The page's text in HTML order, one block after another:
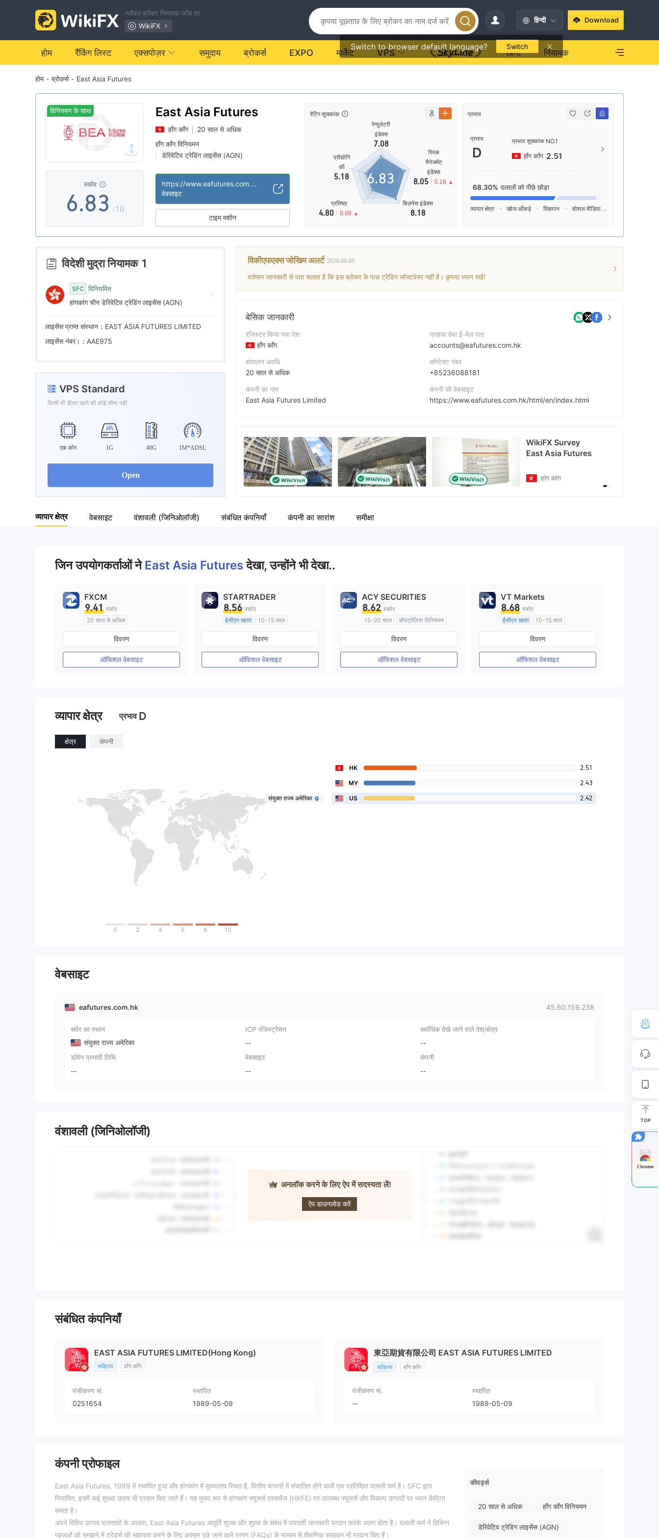
ग्लोबल ब्रोकर नियामक जाँच एप
WikiFX
हिन्दी
Switch to browser default language? Switch
Download
होम रैंकिंग लिस्ट एक्सपोज़र समुदाय ब्रोकर्स EXPO मार्केट VPS रहना नियामक
होम - ब्रोकर्स - East Asia Futures
विनियमन के साथ
स्कोर
0
1
2
3
4
5
6
7
8
9
.
2
3
4
5
6
7
8
9
1
2
3
4
5
6
7
8
9
/10
East Asia Futures
हाँग काँग
20 साल से अधिक
हाँग काँग विनियमन
डेरिवेटिव ट्रेडिंग लाइसेंस (AGN)
https://www.eafutures.com.hk/html/en/index.html
वेबसाइट
टाइम मशीन
रेटिंग सूचकांक
रेग्युलेटरी
इंडेक्स
7.08
प्रौद्योगि
की
5.18
प्रतिष्ठा
4.80 / 0.08
बिज़नेस इंडेक्स
8.18
रिस्क
मैनेजमेंट
इंडेक्स
8.05 / 0.16
6.83
प्रभाव
प्रभाव
D
प्रभाव सूचकांक NO.1
हाँग काँग 2.51
68.30% दलालों को पीछे छोड़ा
व्यापार क्षेत्र खोज आँकड़े विज्ञापन सोशल मीडिया इंडेक्स
विदेशी मुद्रा नियामक 1
SFC
विनियमित
हांगकांग चीन डेरिवेटिव ट्रेडिंग लाइसेंस (AGN)
लाइसेंस प्राप्त संस्थान：EAST ASIA FUTURES LIMITED
लाइसेंस नंबर।：AAE975
VPS Standard
किसी भी डीलर खाते की कोई सीमा नहीं
एक कोर 1G 40G 1M*ADSL
Open
विकीएफएक्स जोखिम अलर्ट 2026-08-08
वर्तमान जानकारी से पता चलता है कि इस ब्रोकर के पास ट्रेडिंग सॉफ्टवेयर नहीं है। कृपया ध्यान रखें!
बेसिक जानकारी
रजिस्टर किया गया देश
हाँग काँग
संचालन अवधि
20 साल से अधिक
कंपनी का नाम
East Asia Futures Limited
कंपनी का कर्मचारी
--
ग्राहक सेवा ई-मेल पता
accounts@eafutures.com.hk
कॉन्टेक्ट नंबर
+85236088181
कंपनी की वेबसाइट
https://www.eafutures.com.hk/html/en/index.html
WikiFX Survey
East Asia Futures
हांग कांग
व्यापार क्षेत्र वेबसाइट वंशावली (जिनिओलॉजी) संबंधित कंपनियाँ कंपनी का सारांश समीक्षा
जिन उपयोगकर्ताओं ने East Asia Futuresदेखा, उन्होंने भी देखा..
FXCM
9.41 स्कोर
20 साल से अधिक
ऑस्ट्रेलिया विनियमन
मार्केट मेकिंग (एमएम)
मुख्य-लेबल MT4
विवरण
ऑफिशल वेबसाइट
STARTRADER
8.56 स्कोर
ईसीएन खाता
10-15 साल
ऑस्ट्रेलिया विनियमन
मार्केट मेकिंग (एमएम)
मुख्य-लेबल MT4
विवरण
ऑफिशल वेबसाइट
ACY SECURITIES
8.62 स्कोर
15-20 साल
ऑस्ट्रेलिया विनियमन
मार्केट मेकिंग (एमएम)
मुख्य-लेबल MT4
विवरण
ऑफिशल वेबसाइट
VT Markets
8.68 स्कोर
ईसीएन खाता
10-15 साल
ऑस्ट्रेलिया विनियमन
मार्केट मेकिंग (एमएम)
मुख्य-लेबल MT4
विवरण
ऑफिशल वेबसाइट
व्यापार क्षेत्र प्रभाव D
क्षेत्र कंपनी
0 2 4 6 8 10
HK 2.51
MY 2.43
संयुक्त राज्य अमेरिका US 2.42
वेबसाइट
eafutures.com.hk 45.60.159.238
सर्वर का स्थान
संयुक्त राज्य अमेरिका
ICP रजिस्ट्रेशन
--
सर्वाधिक देखे जाने वाले देश/क्षेत्र
--
डोमेन प्रभावी तिथि
--
वेबसाइट
--
कंपनी
--
वंशावली (जिनिओलॉजी)
अनलॉक करने के लिए ऐप में सदस्यता लें!
ऐप डाउनलोड करें
East Asia
Futures
संबंधित कंपनियाँ
EAST ASIA FUTURES LIMITED(Hong Kong)
सक्रिय हाँग काँग
पंजीकरण सं.
0251654
स्थापित
1989-05-09
東亞期貨有限公司 EAST ASIA FUTURES LIMITED
सक्रिय हाँग काँग
पंजीकरण सं.
--
स्थापित
1989-05-09
कंपनी प्रोफाइल
East Asia Futures, 1989 में स्थापित हुआ और हांगकांग में मुख्यालय स्थित है, वित्तीय बाजारों में संचालित होने वाली एक प्रतिष्ठित दलाली फर्म है। SFC द्वारा
नियामित, इसमें कई सुरक्षा उपाय भी प्रदान किए जाते हैं। यह मुख्य रूप से हांगकांग फ्यूचर्स एक्सचेंज (HKFE) पर उपलब्ध फ्यूचर्स और विकल्प उत्पादों पर ध्यान केंद्रित
करता है।
अपने विविध उत्पाद प्रस्तावों के अलावा, East Asia Futures आपूर्ति शुल्क और शुल्क के संबंध में पारदर्शी जानकारी प्रदान करके अलग होता है। दलाली फर्म ने विभिन्न
पहलूओं को समझने में ट्रेडर्स की सहायता करने के लिए अक्सर पूछे जाने वाले प्रश्न (FAQs) के माध्यम से शैक्षणिक संसाधन भी प्रदान किए हैं।
कीवर्ड्स
20 साल से अधिक हाँग काँग विनियमन
डेरिवेटिव ट्रेडिंग लाइसेंस (AGN)
TOP
Chrome